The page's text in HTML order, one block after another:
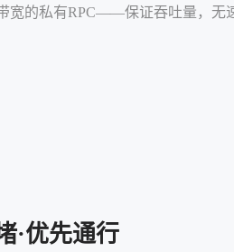
宽的私有RPC——保证吞吐量，无
·优先通行